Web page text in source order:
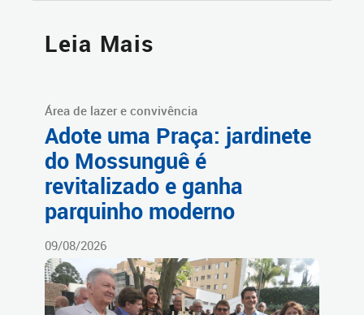
Leia Mais
Área de lazer e convivência
Adote uma Praça: jardinete
do Mossunguê é
revitalizado e ganha
parquinho moderno
09/08/2026